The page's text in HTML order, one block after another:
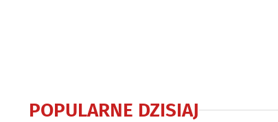
POPULARNE DZISIAJ